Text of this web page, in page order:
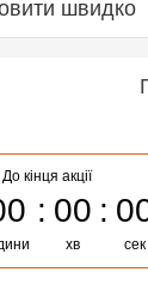
швидко
До кінця акції
00
хв сек